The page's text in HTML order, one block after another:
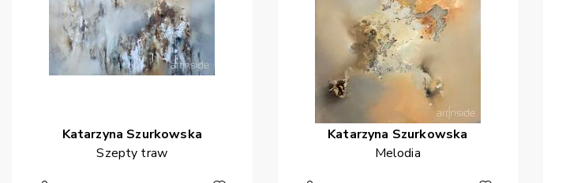
Katarzyna Szurkowska
Szepty traw
Katarzyna Szurkowska
Melodia